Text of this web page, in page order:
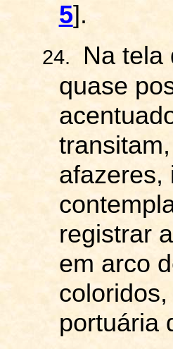
5].
24.
Na tela
quase
afazeres,
registrar
em arco
portuária